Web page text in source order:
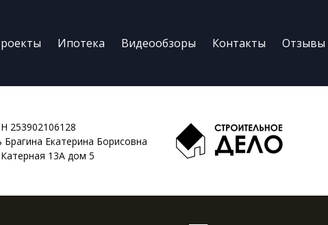
Ипотека Видеообзоры Контакты Отзывы
253902106128
Екатерина Борисовна
13А дом 5